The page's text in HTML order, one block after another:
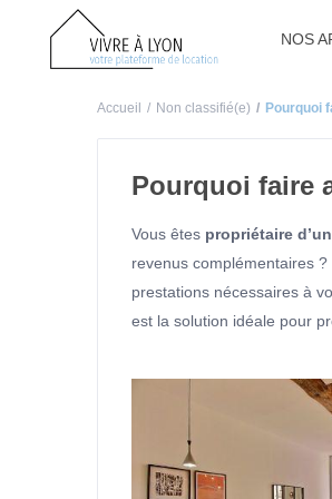
NOS
Accueil Non classifié(e) Pourquoi
Pourquoi faire
Vous êtes propriétaire
revenus complémentaires
prestations nécessaires à
est la solution idéale pour